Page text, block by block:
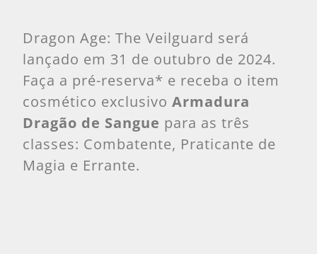
Dragon Age: The Veilguard será
lançado em 31 de outubro de 2024.
Faça a pré-reserva* e receba o item
cosmético exclusivo Armadura
Dragão de Sangue para as três
classes: Combatente, Praticante de
Magia e Errante.